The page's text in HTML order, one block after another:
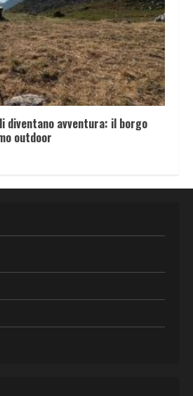
diventano avventura: il borgo
outdoor